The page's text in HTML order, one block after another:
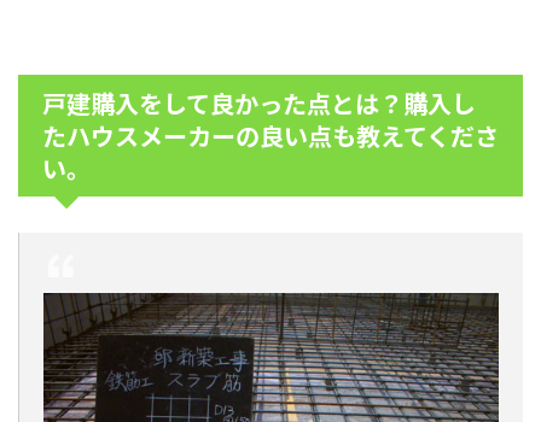
戸建購入をして良かった点とは？購入し
たハウスメーカーの良い点も教えてくださ
い。